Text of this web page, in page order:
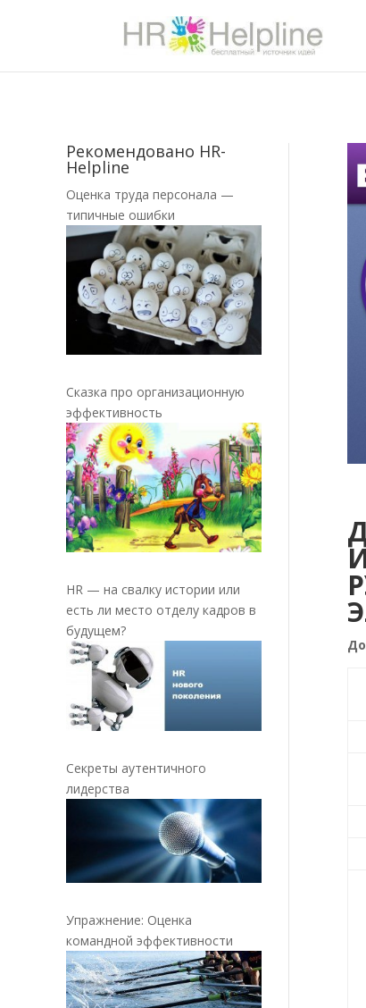
Рекомендовано HR-
Helpline
Оценка труда персонала —
типичные ошибки
Сказка про организационную
эффективность
HR — на свалку истории или
есть ли место отделу кадров в
будущем?
Секреты аутентичного
лидерства
Упражнение: Оценка
командной эффективности